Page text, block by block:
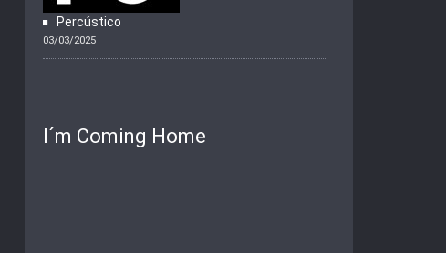
Percústico
03/03/2025
I´m Coming Home